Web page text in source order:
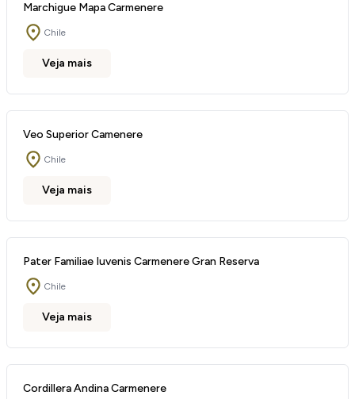
Marchigue Mapa Carmenere
Chile
Veja mais
Veo Superior Camenere
Chile
Veja mais
Pater Familiae Iuvenis Carmenere Gran Reserva
Chile
Veja mais
Cordillera Andina Carmenere